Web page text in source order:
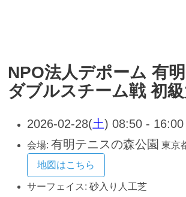
NPO法人デポーム 有
ダブルスチーム戦 初
2026-02-28(土) 08:50 - 16:00
会場: 有明テニスの森公園 東京
地図はこちら
サーフェイス: 砂入り人工芝